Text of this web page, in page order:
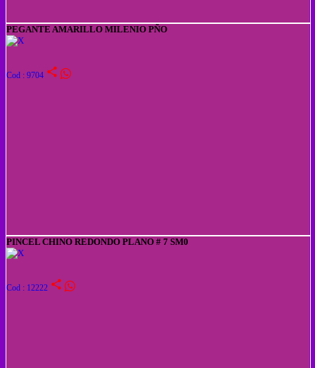
PEGANTE AMARILLO MILENIO PÑO
Cod : 9704 share
PINCEL CHINO REDONDO PLANO # 7 SM0
Cod : 12222 share